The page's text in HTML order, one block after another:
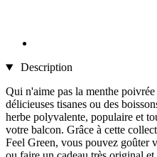
Description
Qui n'aime pas la menthe
délicieuses tisanes ou des
herbe polyvalente, populaire et
votre balcon. Grâce à cette
Feel Green, vous pouvez goûter